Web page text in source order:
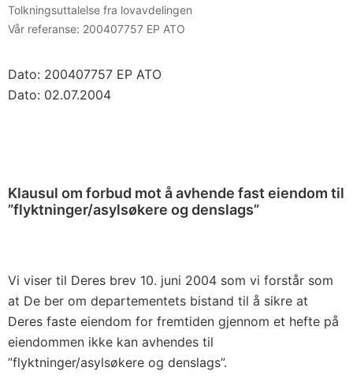
Tolkningsuttalelse fra lovavdelingen
Vår referanse: 200407757 EP ATO
Dato: 200407757 EP ATO
Dato: 02.07.2004
Klausul om forbud mot å avhende fast eiendom til
”flyktninger/asylsøkere og denslags”
Vi viser til Deres brev 10. juni 2004 som vi forstår som
at De ber om departementets bistand til å sikre at
Deres faste eiendom for fremtiden gjennom et hefte på
eiendommen ikke kan avhendes til
”flyktninger/asylsøkere og denslags”.